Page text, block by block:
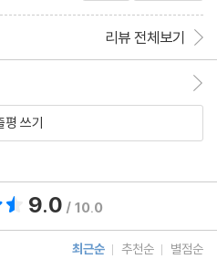
리뷰 전체보기
평 쓰기
9.0 / 10.0
최근순 추천순 별점순